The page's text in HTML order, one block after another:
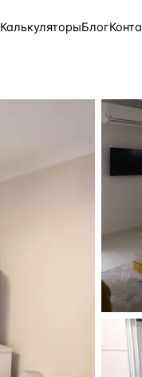
КалькуляторыБлог
2 948 объектов
Турция · 2 556